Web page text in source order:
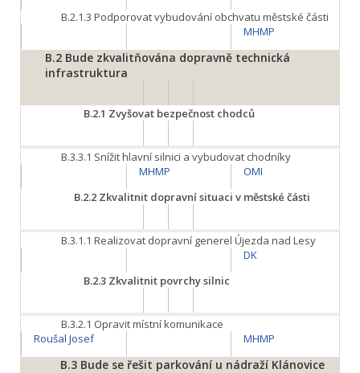
B.2.1.3 Podporovat vybudování obchvatu městské části
MHMP
B.2 Bude zkvalitňována dopravně technická
infrastruktura
B.2.1 Zvyšovat bezpečnost chodců
B.3.3.1 Snížit hlavní silnici a vybudovat chodníky
MHMP
OMI
B.2.2 Zkvalitnit dopravní situaci v městské části
B.3.1.1 Realizovat dopravní generel Újezda nad Lesy
DK
B.2.3 Zkvalitnit povrchy silnic
B.3.2.1 Opravit místní komunikace
Roušal Josef
MHMP
B.3Bude se řešit parkování u nádraží Klánovice